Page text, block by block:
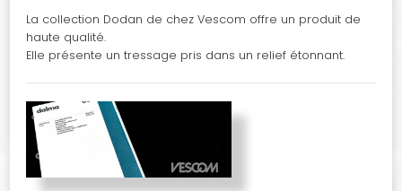
La collection Dodan de chez Vescom offre un produit de
haute qualité.
Elle présente un tressage pris dans un relief étonnant.